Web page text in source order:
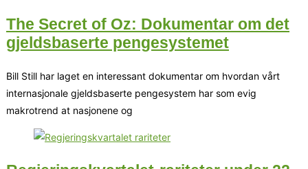
The Secret of Oz: Dokumentar om det
gjeldsbaserte pengesystemet
Bill Still har laget en interessant dokumentar om hvordan vårt
internasjonale gjeldsbaserte pengesystem har som evig
makrotrend at nasjonene og